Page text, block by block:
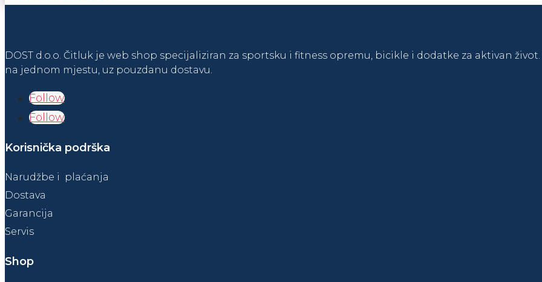
količina
DOST d.o.o. Čitluk je web shop specijaliziran za sportsku i fitness opremu, bicikle i dodatke za aktivan
na jednom mjestu, uz pouzdanu dostavu.
Follow
Follow
Korisnička podrška
Narudžbe i plaćanja
Dostava
Garancija
Servis
Shop